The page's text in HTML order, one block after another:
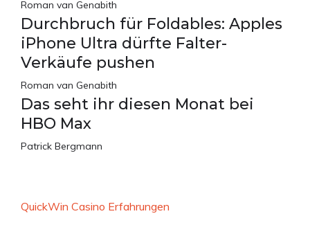
Roman van Genabith
Durchbruch für Foldables: Apples
iPhone Ultra dürfte Falter-
Verkäufe pushen
Roman van Genabith
Das seht ihr diesen Monat bei
HBO Max
Patrick Bergmann
QuickWin Casino Erfahrungen